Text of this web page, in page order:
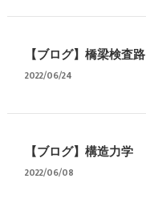
【ブログ】橋梁検査路
2022/06/24
【ブログ】構造力学
2022/06/08